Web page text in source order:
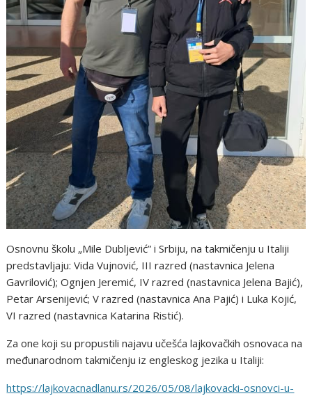
Osnovnu školu „Mile Dubljević” i Srbiju, na takmičenju u Italiji
predstavljaju: Vida Vujnović, III razred (nastavnica Jelena
Gavrilović); Ognjen Jeremić, IV razred (nastavnica Jelena Bajić),
Petar Arsenijević; V razred (nastavnica Ana Pajić) i Luka Kojić,
VI razred (nastavnica Katarina Ristić).
Za one koji su propustili najavu učešća lajkovačkih osnovaca na
međunarodnom takmičenju iz engleskog jezika u Italiji:
https://lajkovacnadlanu.rs/2026/05/08/lajkovacki-osnovci-u-